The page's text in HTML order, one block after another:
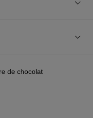
de chocolat